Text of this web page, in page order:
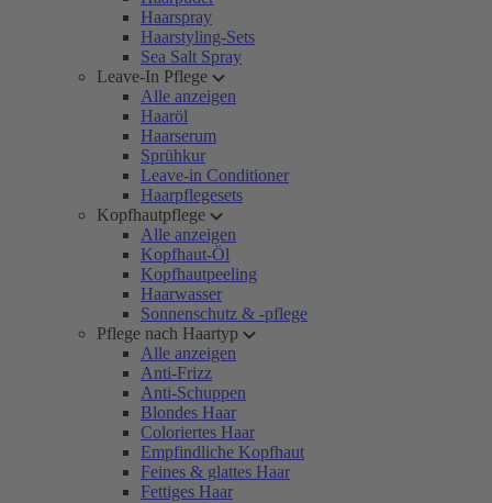
Haarspray
Haarstyling-Sets
Sea Salt Spray
Leave-In Pflege
Alle anzeigen
Haaröl
Haarserum
Sprühkur
Leave-in Conditioner
Haarpflegesets
Kopfhautpflege
Alle anzeigen
Kopfhaut-Öl
Kopfhautpeeling
Haarwasser
Sonnenschutz & -pflege
Pflege nach Haartyp
Alle anzeigen
Anti-Frizz
Anti-Schuppen
Blondes Haar
Coloriertes Haar
Empfindliche Kopfhaut
Feines & glattes Haar
Fettiges Haar